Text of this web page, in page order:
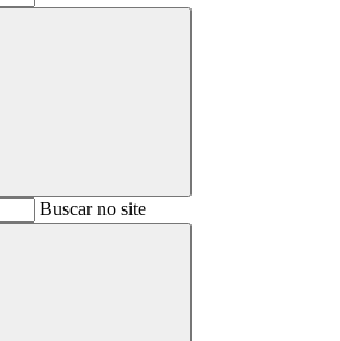
BuscarBuscar no site